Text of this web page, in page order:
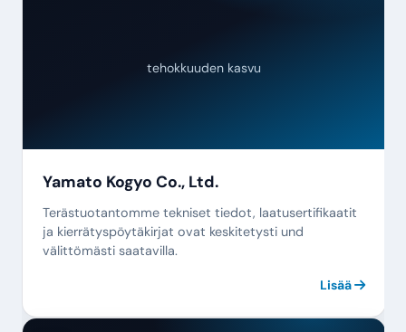
tehokkuuden kasvu
Yamato Kogyo Co., Ltd.
Terästuotantomme tekniset tiedot, laatusertifikaatit
ja kierrätyspöytäkirjat ovat keskitetysti und
välittömästi saatavilla.
Lisää